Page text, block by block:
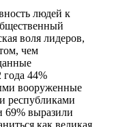
людей к
воля лидеров,
чем
44%
вооруженные
республиками
выразили
как великая